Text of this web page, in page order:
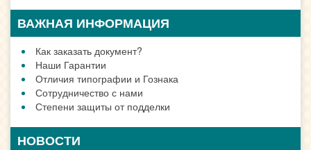
ВАЖНАЯ ИНФОРМАЦИЯ
Как заказать документ?
Наши Гарантии
Отличия типографии и Гознака
Сотрудничество с нами
Степени защиты от подделки
НОВОСТИ